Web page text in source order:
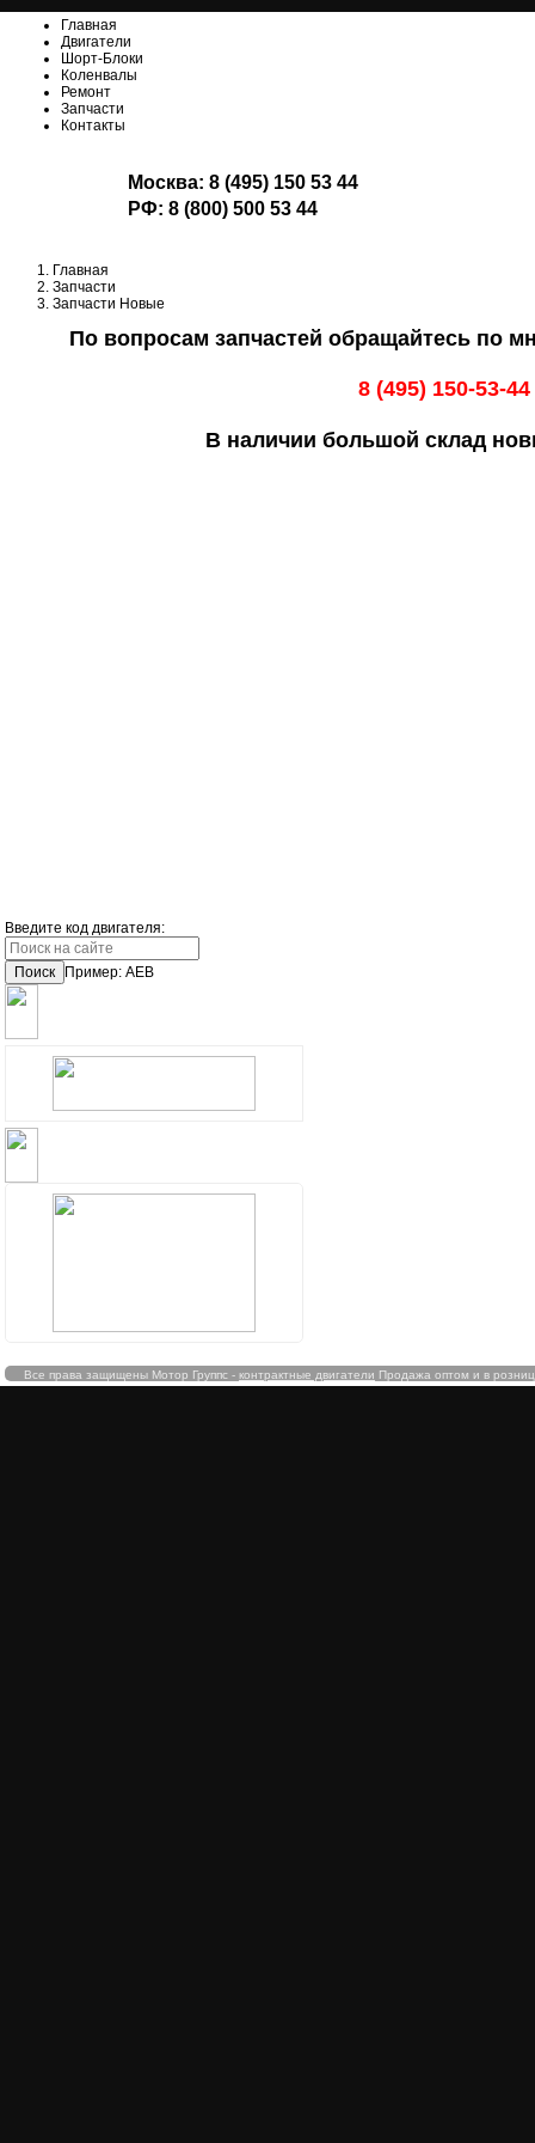
Главная
Двигатели
Шорт-Блоки
Коленвалы
Ремонт
Запчасти
Контакты
Москва: 8 (495) 150 53 44
РФ: 8 (800) 500 53 44
Главная
Запчасти
Запчасти Новые
По вопросам запчастей обращайтесь по
8 (495) 150-53-44
В наличии большой склад
Введите код двигателя:
Поиск Пример: AEB
Все права защищены Мотор Группс - контрактные двигатели Продажа оптом и в